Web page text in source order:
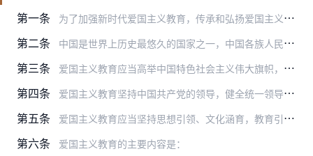
第一条
为了加强新时代爱国主义教育，传承和弘扬爱国主义精神，凝聚全面建设社会主义现代化国家、全面推进中华民族伟大复兴的磅礴力量，根据宪法，制定本法。
第二条 中国是世界上历史最悠久的国家之一，中国各族人民共同创造了光辉灿烂的文化、共同缔造了统一的多民族国家。国家在全体人民中开展爱国主义教育，培育和增进对中华民族和伟大…
第三条 爱国主义教育应当高举中国特色社会主义伟大旗帜，坚持以马克思列宁主义、毛泽东思想、邓小平理论、“三个代表”重要思想、科学发展观、习近平新时代中国特色社会主义思想为…
第四条 爱国主义教育坚持中国共产党的领导，健全统一领导、齐抓共管、各方参与、共同推进的工作格局。
第五条 爱国主义教育应当坚持思想引领、文化涵育，教育引导、实践养成，主题鲜明、融入日常，因地制宜、注重实效。
第六条 爱国主义教育的主要内容是：